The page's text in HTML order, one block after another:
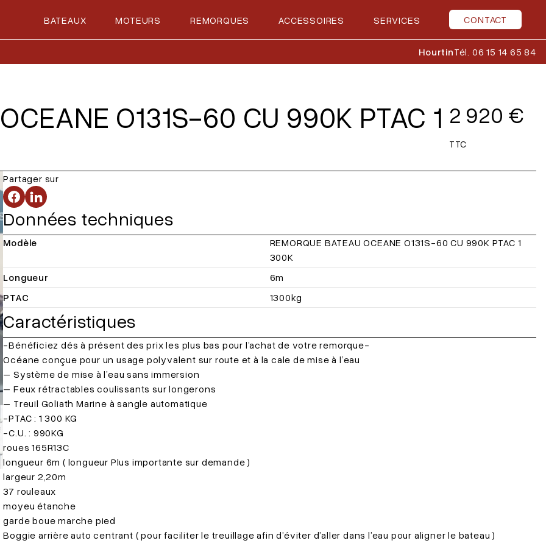
BATEAUX MOTEURS REMORQUES ACCESSOIRES SERVICES CONTACT
HourtinTél. 06 15 14 65 84
O131S-60 CU 990K PTAC 1 2 920 €
TTC
Partager sur
Données techniques
Modèle
REMORQUE BATEAU OCEANE O131S-60 CU 990K PTAC 1
300K
Longueur
6m
PTAC
1300kg
Caractéristiques
-Bénéficiez dés à présent des prix les plus bas pour l’achat de votre remorque-
Océane conçue pour un usage polyvalent sur route et à la cale de mise à l’eau
– Système de mise à l’eau sans immersion
– Feux rétractables coulissants sur longerons
– Treuil Goliath Marine à sangle automatique
-PTAC : 1 300 KG
-C.U. : 990KG
roues 165R13C
longueur 6m ( longueur Plus importante sur demande )
largeur 2,20m
37 rouleaux
moyeu étanche
garde boue marche pied
Boggie arrière auto centrant ( pour faciliter le treuillage afin d’éviter d’aller dans l’eau pour aligner le bateau )